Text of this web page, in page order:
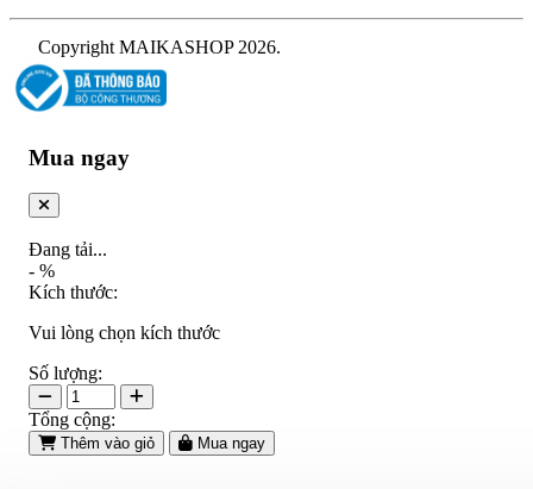
Copyright MAIKASHOP 2026.
Mua ngay
Đang tải...
- %
Kích thước:
Vui lòng chọn kích thước
Số lượng:
Tổng cộng:
Thêm vào giỏ Mua ngay